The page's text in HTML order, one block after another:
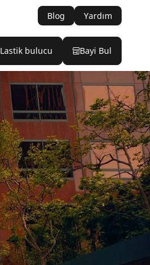
Blog Yardım
Lastik bulucu Bayi Bul